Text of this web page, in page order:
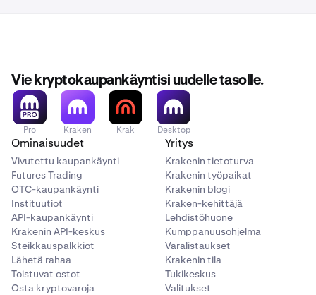
Vie kryptokaupankäyntisi uudelle tasolle.
Pro Kraken Krak Desktop
Ominaisuudet
Vivutettu kaupankäynti
Futures Trading
OTC-kaupankäynti
Instituutiot
API-kaupankäynti
Krakenin API-keskus
Steikkauspalkkiot
Lähetä rahaa
Toistuvat ostot
Osta kryptovaroja
Yritys
Krakenin tietoturva
Krakenin työpaikat
Krakenin blogi
Kraken-kehittäjä
Lehdistöhuone
Kumppanuusohjelma
Varalistaukset
Krakenin tila
Tukikeskus
Valitukset